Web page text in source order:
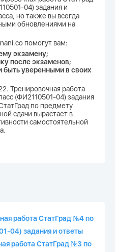
04) задания и
но также вы всегда
обновлениями на
помогут вам:
экзамену;
после экзаменов;
быть уверенными в своих
Тренировочная работа
(ФИ2110501-04) задания
по предмету
сдачи вырастает в
самостоятельной
работа СтатГрад №4 по
04) задания и ответы
работа СтатГрад №3 по